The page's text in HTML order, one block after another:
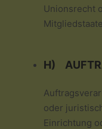
Unionsrecht
H)
oder
Einrichtung